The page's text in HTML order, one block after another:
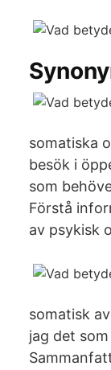
somatiska
besök i
som
Förstå
av psykisk
somatisk
jag det som